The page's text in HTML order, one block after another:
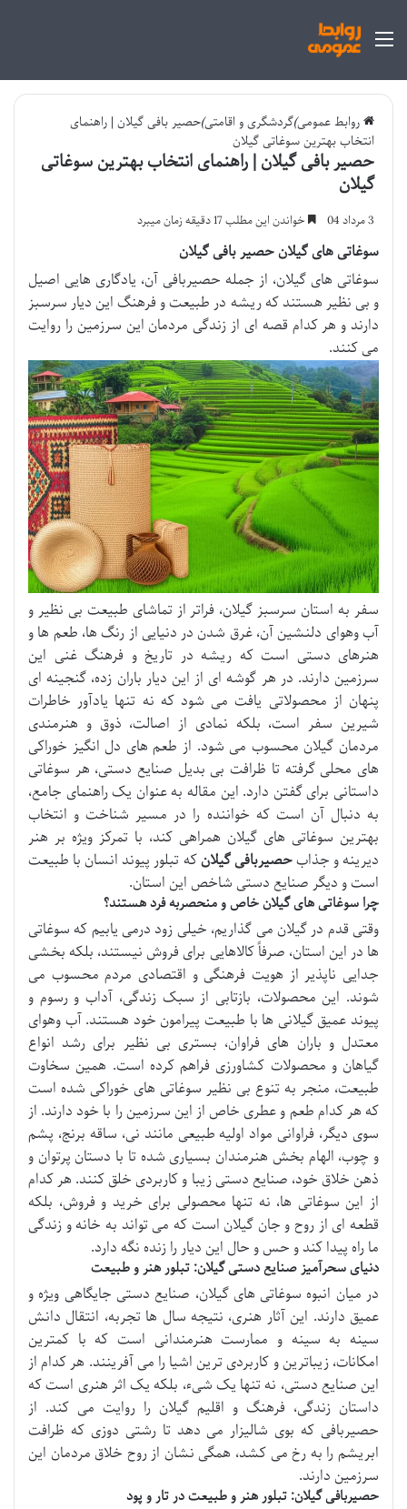
منو
روابط عمومی)گردشگری و اقامتی)حصیر بافی گیلان | راهنمای
انتخاب بهترین سوغاتی گیلان
حصیر بافی گیلان | راهنمای انتخاب بهترین سوغاتی
گیلان
3 مرداد 04 خواندن این مطلب 17 دقیقه زمان میبرد
سوغاتی های گیلان حصیر بافی گیلان
سوغاتی های گیلان، از جمله حصیربافی آن، یادگاری هایی اصیل
و بی نظیر هستند که ریشه در طبیعت و فرهنگ این دیار سرسبز
دارند و هر کدام قصه ای از زندگی مردمان این سرزمین را روایت
می کنند.
سفر به استان سرسبز گیلان، فراتر از تماشای طبیعت بی نظیر و
آب وهوای دلنشین آن، غرق شدن در دنیایی از رنگ ها، طعم ها و
هنرهای دستی است که ریشه در تاریخ و فرهنگ غنی این
سرزمین دارند. در هر گوشه ای از این دیار باران زده، گنجینه ای
پنهان از محصولاتی یافت می شود که نه تنها یادآور خاطرات
شیرین سفر است، بلکه نمادی از اصالت، ذوق و هنرمندی
مردمان گیلان محسوب می شود. از طعم های دل انگیز خوراکی
های محلی گرفته تا ظرافت بی بدیل صنایع دستی، هر سوغاتی
داستانی برای گفتن دارد. این مقاله به عنوان یک راهنمای جامع،
به دنبال آن است که خواننده را در مسیر شناخت و انتخاب
بهترین سوغاتی های گیلان همراهی کند، با تمرکز ویژه بر هنر
دیرینه و جذابحصیربافی گیلانکه تبلور پیوند انسان با طبیعت
است و دیگر صنایع دستی شاخص این استان.
چرا سوغاتی های گیلان خاص و منحصربه فرد هستند؟
وقتی قدم در گیلان می گذاریم، خیلی زود درمی یابیم که سوغاتی
ها در این استان، صرفاً کالاهایی برای فروش نیستند، بلکه بخشی
جدایی ناپذیر از هویت فرهنگی و اقتصادی مردم محسوب می
شوند. این محصولات، بازتابی از سبک زندگی، آداب و رسوم و
پیوند عمیق گیلانی ها با طبیعت پیرامون خود هستند. آب وهوای
معتدل و باران های فراوان، بستری بی نظیر برای رشد انواع
گیاهان و محصولات کشاورزی فراهم کرده است. همین سخاوت
طبیعت، منجر به تنوع بی نظیر سوغاتی های خوراکی شده است
که هر کدام طعم و عطری خاص از این سرزمین را با خود دارند. از
سوی دیگر، فراوانی مواد اولیه طبیعی مانند نی، ساقه برنج، پشم
و چوب، الهام بخش هنرمندان بسیاری شده تا با دستان پرتوان و
ذهن خلاق خود، صنایع دستی زیبا و کاربردی خلق کنند. هر کدام
از این سوغاتی ها، نه تنها محصولی برای خرید و فروش، بلکه
قطعه ای از روح و جان گیلان است که می تواند به خانه و زندگی
ما راه پیدا کند و حس و حال این دیار را زنده نگه دارد.
دنیای سحرآمیز صنایع دستی گیلان: تبلور هنر و طبیعت
در میان انبوه سوغاتی های گیلان، صنایع دستی جایگاهی ویژه و
عمیق دارند. این آثار هنری، نتیجه سال ها تجربه، انتقال دانش
سینه به سینه و ممارست هنرمندانی است که با کمترین
امکانات، زیباترین و کاربردی ترین اشیا را می آفرینند. هر کدام از
این صنایع دستی، نه تنها یک شیء، بلکه یک اثر هنری است که
داستان زندگی، فرهنگ و اقلیم گیلان را روایت می کند. از
حصیربافی که بوی شالیزار می دهد تا رشتی دوزی که ظرافت
ابریشم را به رخ می کشد، همگی نشان از روح خلاق مردمان این
سرزمین دارند.
حصیربافی گیلان: تبلور هنر و طبیعت در تار و پود